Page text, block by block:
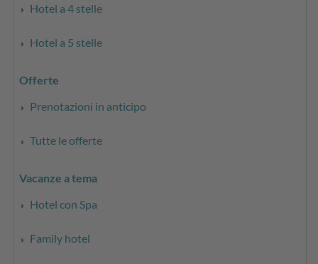
Hotel a 4 stelle
Hotel a 5 stelle
Offerte
Prenotazioni in anticipo
Tutte le offerte
Vacanze a tema
Hotel con Spa
Family hotel